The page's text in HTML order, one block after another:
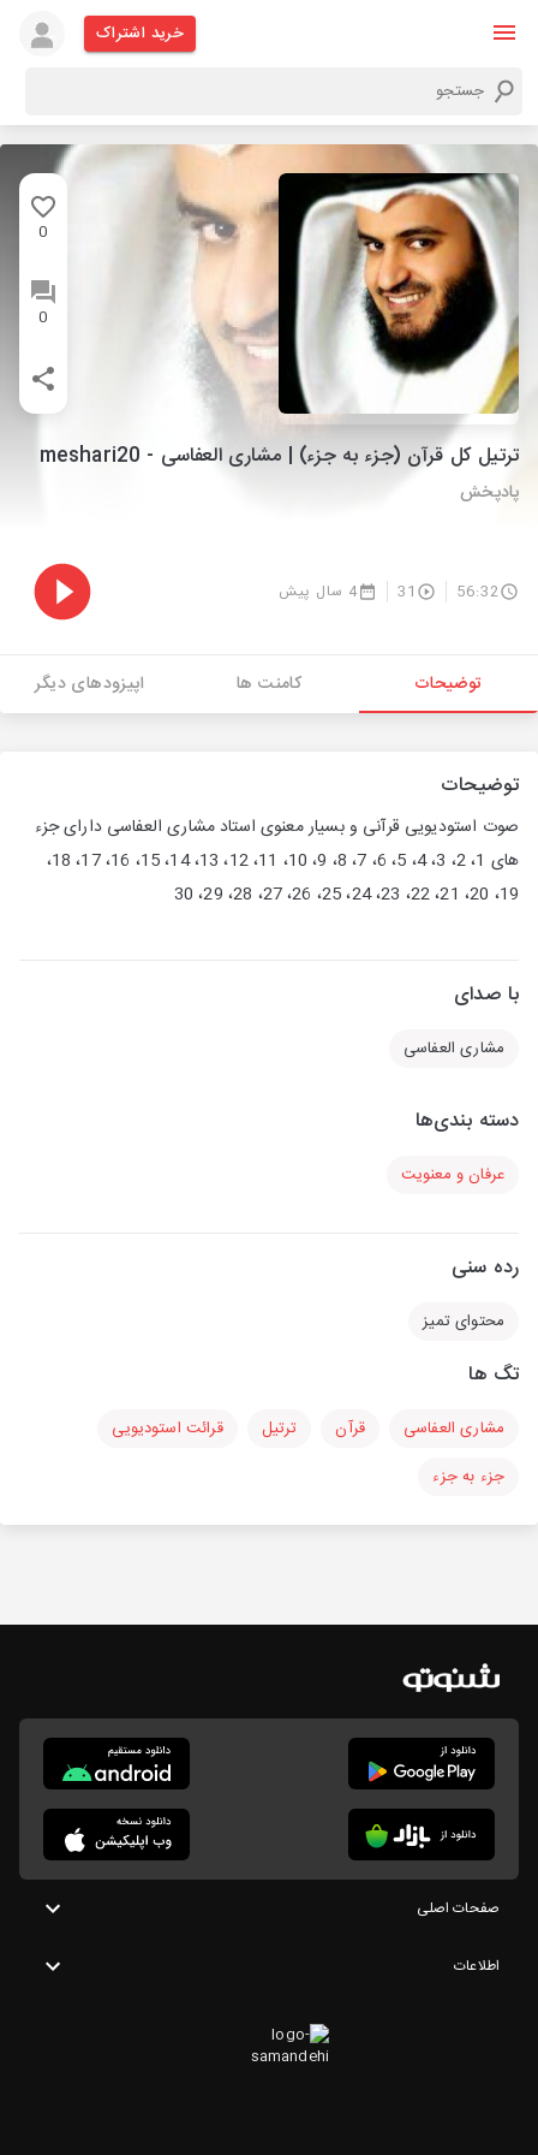
خرید اشتراک
0
0
ترتیل کل قرآن (جزء به جزء) | مشاری العفاسی - meshari20
پادپخش
56:32
31 4 سال پیش
توضیحات کامنت ها اپیزودهای دیگر
توضیحات
صوت استودیویی قرآنی و بسیار معنوی استاد مشاری العفاسی دارای جزء
های 1، 2، 3، 4، 5، 6، 7، 8، 9، 10، 11، 12، 13، 14، 15، 16، 17، 18،
19، 20، 21، 22، 23، 24، 25، 26، 27، 28، 29، 30
با صدای
مشاری العفاسی
دسته بندی‌ها
عرفان و معنویت
رده سنی
محتوای تمیز
تگ ها
مشاری العفاسی قرآن ترتیل
قرائت استودیویی
جزء به جزء
صفحات اصلی
اطلاعات